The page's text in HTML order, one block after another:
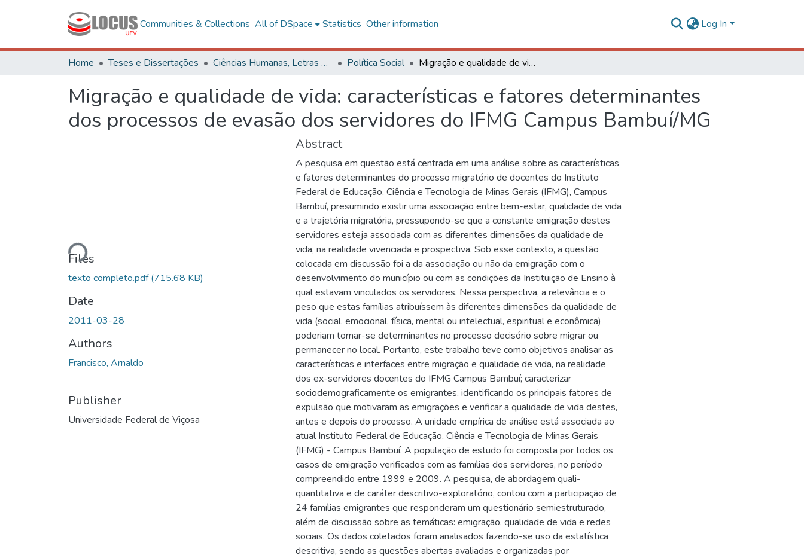
Communities & Collections All of DSpace Statistics Other information Log In
Home Teses e Dissertações Ciências Humanas, Letras e Artes Política Social Migração e qualidade de vida: características e fatores determinantes dos processos de evasão dos servidores do IFMG Campus Bambuí/MG
Migração e qualidade de vida: características e fatores determinantes
dos processos de evasão dos servidores do IFMG Campus Bambuí/MG
Loading...
Files
texto completo.pdf(715.68 KB)
Date
2011-03-28
Authors
Francisco, Arnaldo
Publisher
Universidade Federal de Viçosa
Abstract
A pesquisa em questão está centrada em uma análise sobre as características
e fatores determinantes do processo migratório de docentes do Instituto
Federal de Educação, Ciência e Tecnologia de Minas Gerais (IFMG), Campus
Bambuí, presumindo existir uma associação entre bem-estar, qualidade de vida
e a trajetória migratória, pressupondo-se que a constante emigração destes
servidores esteja associada com as diferentes dimensões da qualidade de
vida, na realidade vivenciada e prospectiva. Sob esse contexto, a questão
colocada em discussão foi a da associação ou não da emigração com o
desenvolvimento do município ou com as condições da Instituição de Ensino à
qual estavam vinculados os servidores. Nessa perspectiva, a relevância e o
peso que estas famílias atribuíssem às diferentes dimensões da qualidade de
vida (social, emocional, física, mental ou intelectual, espiritual e econômica)
poderiam tornar-se determinantes no processo decisório sobre migrar ou
permanecer no local. Portanto, este trabalho teve como objetivos analisar as
características e interfaces entre migração e qualidade de vida, na realidade
dos ex-servidores docentes do IFMG Campus Bambuí; caracterizar
sociodemograficamente os emigrantes, identificando os principais fatores de
expulsão que motivaram as emigrações e verificar a qualidade de vida destes,
antes e depois do processo. A unidade empírica de análise está associada ao
atual Instituto Federal de Educação, Ciência e Tecnologia de Minas Gerais
(IFMG) - Campus Bambuí. A população de estudo foi composta por todos os
casos de emigração verificados com as famílias dos servidores, no período
compreendido entre 1999 e 2009. A pesquisa, de abordagem quali-
quantitativa e de caráter descritivo-exploratório, contou com a participação de
24 famílias emigrantes que responderam um questionário semiestruturado,
além de discussão sobre as temáticas: emigração, qualidade de vida e redes
sociais. Os dados coletados foram analisados fazendo-se uso da estatística
descritiva, sendo as questões abertas avaliadas e organizadas por